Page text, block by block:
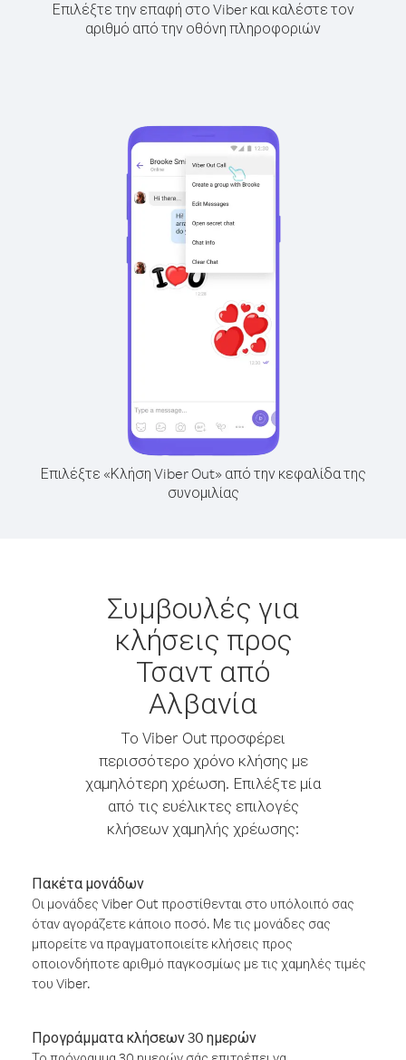
Επιλέξτε την επαφή στο Viber και καλέστε τον
αριθμό από την οθόνη πληροφοριών
Επιλέξτε «Κλήση Viber Out» από την κεφαλίδα της
συνομιλίας
Συμβουλές για
κλήσεις προς
Τσαντ από
Αλβανία
Το Viber Out προσφέρει
περισσότερο χρόνο κλήσης με
χαμηλότερη χρέωση. Επιλέξτε μία
από τις ευέλικτες επιλογές
κλήσεων χαμηλής χρέωσης:
Πακέτα μονάδων
Οι μονάδες Viber Out προστίθενται στο υπόλοιπό σας
όταν αγοράζετε κάποιο ποσό. Με τις μονάδες σας
μπορείτε να πραγματοποιείτε κλήσεις προς
οποιονδήποτε αριθμό παγκοσμίως με τις χαμηλές τιμές
του Viber.
Προγράμματα κλήσεων 30 ημερών